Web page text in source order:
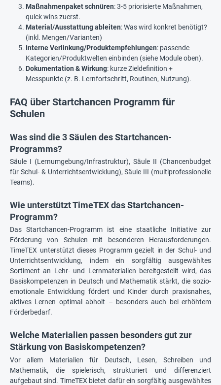
Maßnahmenpaket schnüren: 3-5 priorisierte Maßnahmen,
quick wins zuerst.
Material/Ausstattung ableiten: Was wird konkret benötigt?
(inkl. Mengen/Varianten)
Interne Verlinkung/Produktempfehlungen: passende
Kategorien/Produktwelten einbinden (siehe Module oben).
Dokumentation & Wirkung: kurze Zieldefinition +
Messpunkte (z. B. Lernfortschritt, Routinen, Nutzung).
FAQ über Startchancen Programm für
Schulen
Was sind die 3 Säulen des Startchancen-
Programms?
Säule I (Lernumgebung/Infrastruktur), Säule II (Chancenbudget
für Schul- & Unterrichtsentwicklung), Säule III (multiprofessionelle
Teams).
Wie unterstützt TimeTEX das Startchancen-
Programm?
Das Startchancen-Programm ist eine staatliche Initiative zur
Förderung von Schulen mit besonderen Herausforderungen.
TimeTEX unterstützt dieses Programm gezielt in der Schul- und
Unterrichtsentwicklung, indem ein sorgfältig ausgewähltes
Sortiment an Lehr- und Lernmaterialien bereitgestellt wird, das
Basiskompetenzen in Deutsch und Mathematik stärkt, die sozio-
emotionale Entwicklung fördert und Kinder durch praxisnahes,
aktives Lernen optimal abholt – besonders auch bei erhöhtem
Förderbedarf.
Welche Materialien passen besonders gut zur
Stärkung von Basiskompetenzen?
Vor allem Materialien für Deutsch, Lesen, Schreiben und
Mathematik, die spielerisch, strukturiert und differenziert
aufgebaut sind. TimeTEX bietet dafür ein sorgfältig ausgewähltes